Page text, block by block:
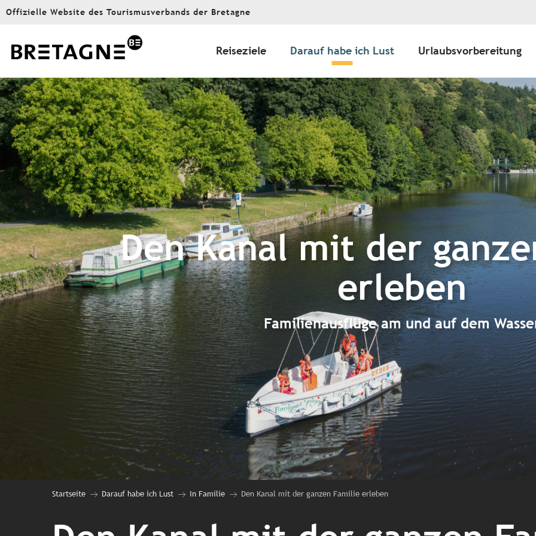
Aller
principal
Offizielle Website des Tourismusverbands der Bretagne
Reiseziele Darauf habe ich Lust Urlaubsvorbereitung
Den Kanal mit der
erleben
Familienausflüge am und auf dem
Startseite Darauf habe ich Lust In Familie Den Kanal mit der ganzen Familie erleben